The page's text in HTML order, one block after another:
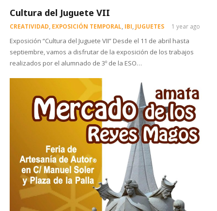
Cultura del Juguete VII
CREATIVIDAD, EXPOSICIÓN TEMPORAL, IBI, JUGUETES 1 year ago
Exposición “Cultura del Juguete VII” Desde el 11 de abril hasta
septiembre, vamos a disfrutar de la exposición de los trabajos
realizados por el alumnado de 3º de la ESO…